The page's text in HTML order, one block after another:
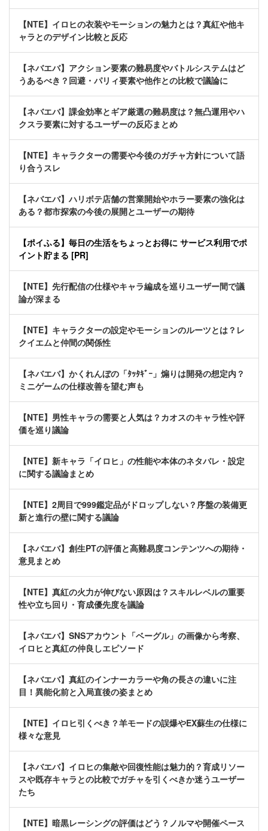
【NTE】イロヒの衣装やモーションの魅力とは？真紅や他キ
ャラとのデザイン比較と反応
【ネバエバ】アクション要素の難易度やバトルシステムはど
うあるべき？回避・パリィ要素や他作との比較で議論に
【ネバエバ】課金効率とギア厳選の難易度は？無凸運用やハ
クスラ要素に対するユーザーの反応まとめ
【NTE】キャラクターの需要や今後のガチャ方針について語
り合うスレ
【ネバエバ】ハリボテ店舗の営業開始やホラー要素の強化は
ある？都市探索の今後の展開とユーザーの期待
【ポイふる】毎日の生活をちょっとお得に サービス利用でポ
イント貯まる [PR]
【NTE】先行配信の仕様やキャラ編成を巡りユーザー間で議
論が深まる
【NTE】キャラクターの設定やモーションのルーツとは？レ
クイエムと仲間の関係性
【ネバエバ】かくれんぼの「ﾀｯﾀｷﾞｰ」煽りは開発の想定内？
ミニゲームの仕様改善を望む声も
【NTE】男性キャラの需要と人気は？カオスのキャラ性や評
価を巡り議論
【NTE】新キャラ「イロヒ」の性能や本体のネタバレ・設定
に関する議論まとめ
【NTE】2周目で999鑑定品がドロップしない？序盤の装備更
新と進行の壁に関する議論
【ネバエバ】創生PTの評価と高難易度コンテンツへの期待・
意見まとめ
【NTE】真紅の火力が伸びない原因は？スキルレベルの重要
性や立ち回り・育成優先度を議論
【ネバエバ】SNSアカウント「ベーグル」の画像から考察、
イロヒと真紅の仲良しエピソード
【ネバエバ】真紅のインナーカラーや角の長さの違いに注
目！異能化前と入局直後の姿まとめ
【NTE】イロヒ引くべき？羊モードの誤爆やEX蘇生の仕様に
様々な意見
【ネバエバ】イロヒの集敵や回復性能は魅力的？育成リソー
スや既存キャラとの比較でガチャを引くべきか迷うユーザー
たち
【NTE】暗黒レーシングの評価はどう？ノルマや開催ペース